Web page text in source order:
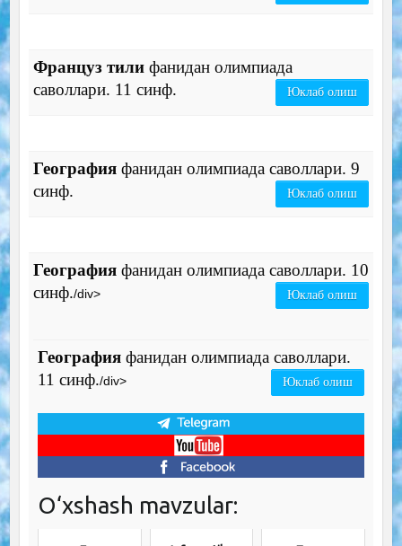
Француз тилифанидан олимпиада
саволлари. 11 синф.
Юклаб олиш
Географияфанидан олимпиада саволлари. 9
синф.
Юклаб олиш
Географияфанидан олимпиада саволлари. 10
синф.
Юклаб олиш
/div>
Географияфанидан олимпиада саволлари.
11 синф.
Юклаб олиш
/div>
O‘xshash mavzular: